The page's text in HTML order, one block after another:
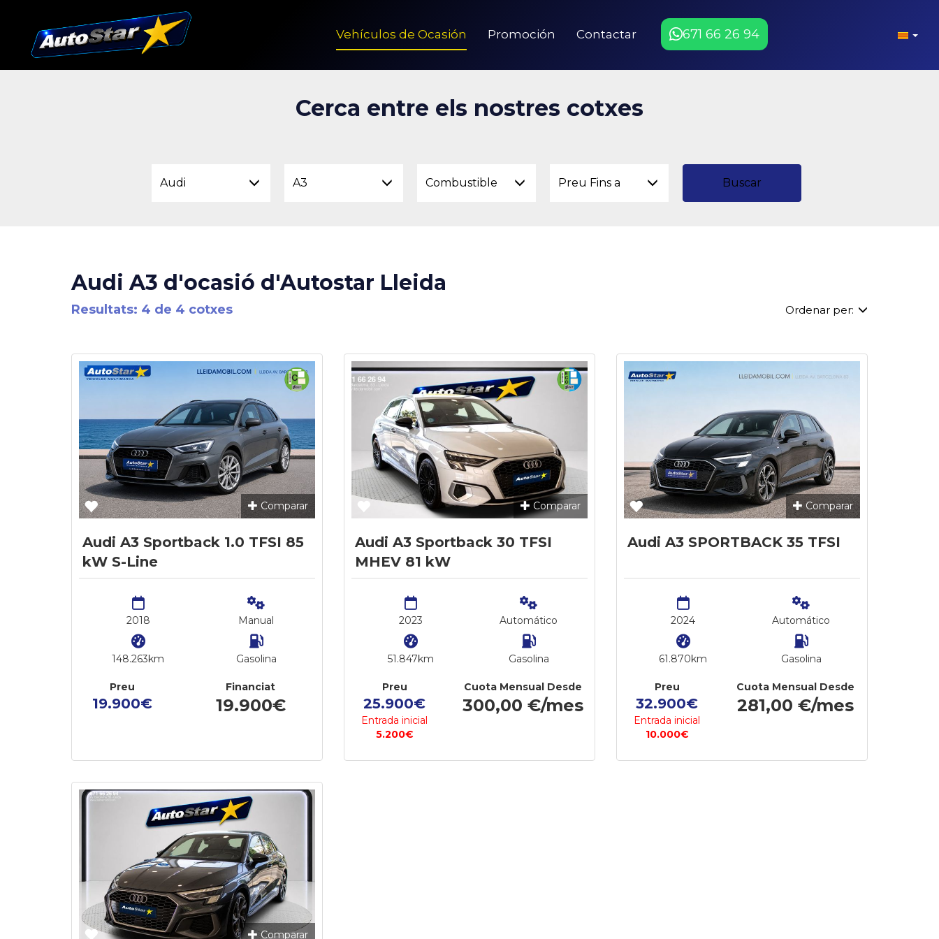
Vehículos de Ocasión Promoción Contactar 671 66 26 94
Cerca entre els nostres cotxes
Audi A3 Combustible Preu Fins a Buscar
Audi A3 d'ocasió d'Autostar Lleida
Resultats: 4 de 4 cotxes Ordenar per:
Comparar
Audi A3 Sportback 1.0 TFSI 85
kW S-Line
2018
148.263km
Manual
Gasolina
Preu
19.900€
Financiat
19.900€
Comparar
Audi A3 Sportback 30 TFSI
MHEV 81 kW
2023
51.847km
Automático
Gasolina
Preu
25.900€
Entrada inicial
5.200€
Cuota Mensual Desde
300,00 €/mes
Comparar
Audi A3 SPORTBACK 35 TFSI
2024
61.870km
Automático
Gasolina
Preu
32.900€
Entrada inicial
10.000€
Cuota Mensual Desde
281,00 €/mes
Comparar